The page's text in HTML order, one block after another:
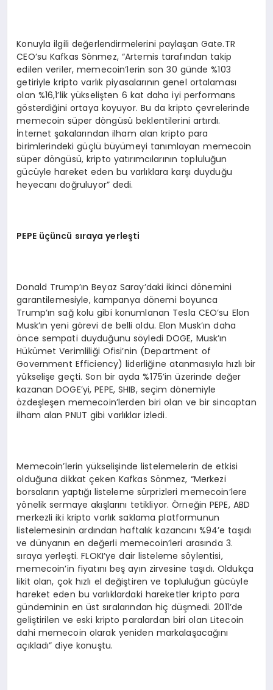
Konuyla ilgili değerlendirmelerini paylaşan Gate.TR
CEO’su Kafkas Sönmez, “Artemis tarafından takip
edilen veriler, memecoin’lerin son 30 günde %103
getiriyle kripto varlık piyasalarının genel ortalaması
olan %16,1’lik yükselişten 6 kat daha iyi performans
gösterdiğini ortaya koyuyor. Bu da kripto çevrelerinde
memecoin süper döngüsü beklentilerini artırdı.
İnternet şakalarından ilham alan kripto para
birimlerindeki güçlü büyümeyi tanımlayan memecoin
süper döngüsü, kripto yatırımcılarının topluluğun
gücüyle hareket eden bu varlıklara karşı duyduğu
heyecanı doğruluyor” dedi.
PEPE üçüncü sıraya yerleşti
Donald Trump’ın Beyaz Saray’daki ikinci dönemini
garantilemesiyle, kampanya dönemi boyunca
Trump’ın sağ kolu gibi konumlanan Tesla CEO’su Elon
Musk’ın yeni görevi de belli oldu. Elon Musk’ın daha
önce sempati duyduğunu söyledi DOGE, Musk’ın
Hükümet Verimliliği Ofisi’nin (Department of
Government Efficiency) liderliğine atanmasıyla hızlı bir
yükselişe geçti. Son bir ayda %175’in üzerinde değer
kazanan DOGE’yi, PEPE, SHIB, seçim dönemiyle
özdeşleşen memecoin’lerden biri olan ve bir sincaptan
ilham alan PNUT gibi varlıklar izledi.
Memecoin’lerin yükselişinde listelemelerin de etkisi
olduğuna dikkat çeken Kafkas Sönmez, “Merkezi
borsaların yaptığı listeleme sürprizleri memecoin’lere
yönelik sermaye akışlarını tetikliyor. Örneğin PEPE, ABD
merkezli iki kripto varlık saklama platformunun
listelemesinin ardından haftalık kazancını %94’e taşıdı
ve dünyanın en değerli memecoin’leri arasında 3.
sıraya yerleşti. FLOKI’ye dair listeleme söylentisi,
memecoin’in fiyatını beş ayın zirvesine taşıdı. Oldukça
likit olan, çok hızlı el değiştiren ve topluluğun gücüyle
hareket eden bu varlıklardaki hareketler kripto para
gündeminin en üst sıralarından hiç düşmedi. 2011’de
geliştirilen ve eski kripto paralardan biri olan Litecoin
dahi memecoin olarak yeniden markalaşacağını
açıkladı” diye konuştu.